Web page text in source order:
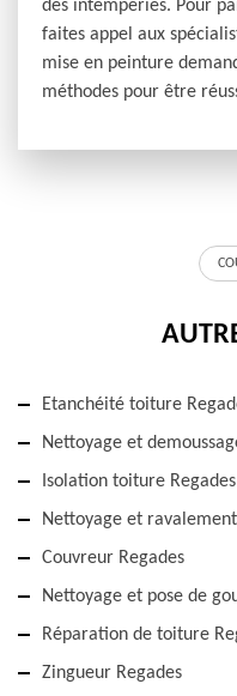
des intempéries. Pour
faites appel aux
mise en peinture
méthodes pour être
Etanchéité toiture
Nettoyage et
Isolation toiture Regades
Nettoyage et
Couvreur Regades
Nettoyage et pose de
Réparation de toiture
Zingueur Regades